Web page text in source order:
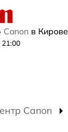
Canon в Кирове
21:00
Canon